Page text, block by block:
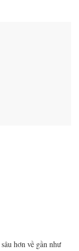
hơn về gần như